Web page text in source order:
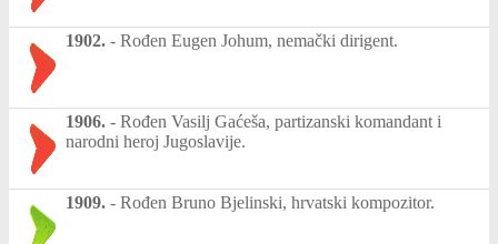
1902. - Rođen Eugen Johum, nemački dirigent.
1906. - Rođen Vasilj Gaćeša, partizanski komandant i
narodni heroj Jugoslavije.
1909. - Rođen Bruno Bjelinski, hrvatski kompozitor.